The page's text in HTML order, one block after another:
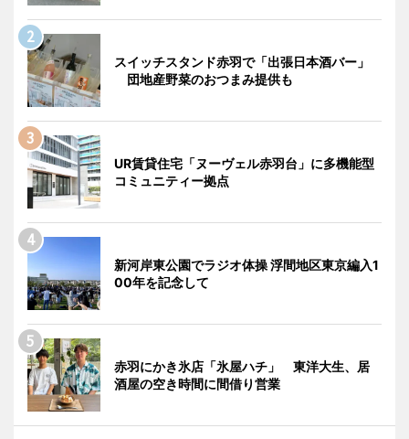
スイッチスタンド赤羽で「出張日本酒バー」
団地産野菜のおつまみ提供も
UR賃貸住宅「ヌーヴェル赤羽台」に多機能型
コミュニティー拠点
新河岸東公園でラジオ体操 浮間地区東京編入1
00年を記念して
赤羽にかき氷店「氷屋ハチ」 東洋大生、居
酒屋の空き時間に間借り営業